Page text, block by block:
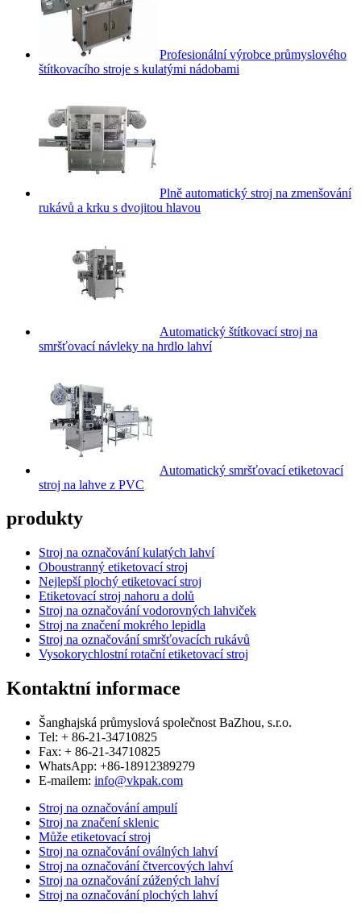
Profesionální výrobce průmyslového
štítkovacího stroje s kulatými nádobami
Plně automatický stroj na zmenšování
rukávů a krku s dvojitou hlavou
Automatický štítkovací stroj na
smršťovací návleky na hrdlo lahví
Automatický smršťovací etiketovací
stroj na lahve z PVC
produkty
Stroj na označování kulatých lahví
Oboustranný etiketovací stroj
Nejlepší plochý etiketovací stroj
Etiketovací stroj nahoru a dolů
Stroj na označování vodorovných lahviček
Stroj na značení mokrého lepidla
Stroj na označování smršťovacích rukávů
Vysokorychlostní rotační etiketovací stroj
Kontaktní informace
Šanghajská průmyslová společnost BaZhou, s.r.o.
Tel: + 86-21-34710825
Fax: + 86-21-34710825
WhatsApp: +86-18912389279
E-mailem: info@vkpak.com
Stroj na označování ampulí
Stroj na značení sklenic
Může etiketovací stroj
Stroj na označování oválných lahví
Stroj na označování čtvercových lahví
Stroj na označování zúžených lahví
Stroj na označování plochých lahví